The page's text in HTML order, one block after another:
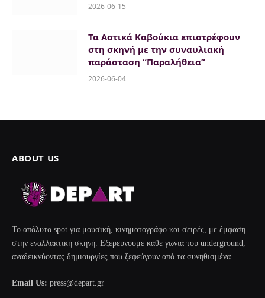
2026-06-15
Τα Αστικά Καβούκια επιστρέφουν
στη σκηνή με την συναυλιακή
παράσταση “Παραλήθεια”
2026-06-04
ABOUT US
Το απόλυτο spot για μουσική, κινηματογράφο και σειρές, με έμφαση
στην εναλλακτική σκηνή. Εξερευνούμε κάθε γωνιά του underground,
αναδεικνύοντας δημιουργίες που ξεφεύγουν από τα συνηθισμένα.
Email Us: press@depart.gr